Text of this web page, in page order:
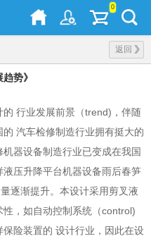
0
返回
势》
行业发展前景（trend)，伴随
汽车检修制造行业拥有挺大的
器设备制造行业已变成在我国
压升降平台机器设备雨后春笋
逐渐提升。本设计采用剪叉液
，如自动控制系统（control)
险装置的 设计行业，因此在设